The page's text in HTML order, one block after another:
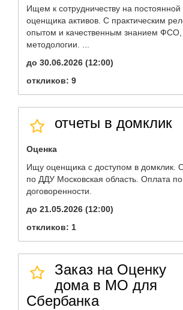
Ищем к сотрудничеству на постоянной
оценщика активов. С практическим
опытом и качественным знанием ФСО,
методологии. ...
до 30.06.2026 (12:00)
откликов: 9
отчеты в домклик
Оценка
Ищу оценщика с доступом в домклик.
по ДДУ Московская область. Оплата по
договоренности.
до 21.05.2026 (12:00)
откликов: 1
Заказ на Оценку
дома в МО для
Сбербанка